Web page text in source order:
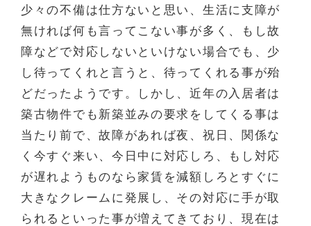
少々の不備は仕方ないと思い、生活に支障が
無ければ何も言ってこない事が多く、もし故
障などで対応しないといけない場合でも、少
し待ってくれと言うと、待ってくれる事が殆
どだったようです。しかし、近年の入居者は
築古物件でも新築並みの要求をしてくる事は
当たり前で、故障があれば夜、祝日、関係な
く今すぐ来い、今日中に対応しろ、もし対応
が遅れようものなら家賃を減額しろとすぐに
大きなクレームに発展し、その対応に手が取
られるといった事が増えてきており、現在は